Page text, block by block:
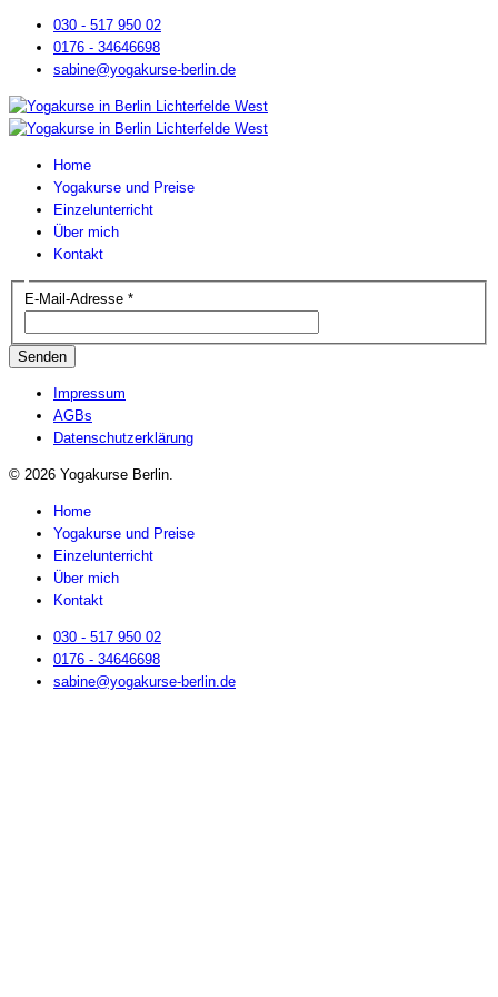
030 - 517 950 02
0176 - 34646698
sabine@yogakurse-berlin.de
Home
Yogakurse und Preise
Einzelunterricht
Über mich
Kontakt
E-Mail-Adresse*
Senden
Impressum
AGBs
Datenschutzerklärung
© 2026 Yogakurse Berlin.
Home
Yogakurse und Preise
Einzelunterricht
Über mich
Kontakt
030 - 517 950 02
0176 - 34646698
sabine@yogakurse-berlin.de